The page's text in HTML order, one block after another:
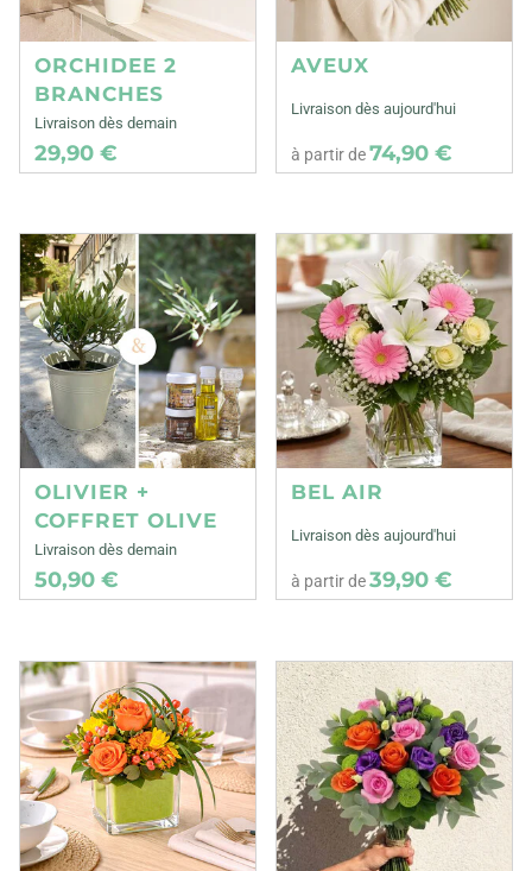
ORCHIDEE 2
BRANCHES
Livraison dès demain
29,90 €
AVEUX
Livraison dès aujourd'hui
à partir de74,90 €
OLIVIER +
COFFRET OLIVE
Livraison dès demain
50,90 €
BEL AIR
Livraison dès aujourd'hui
à partir de39,90 €